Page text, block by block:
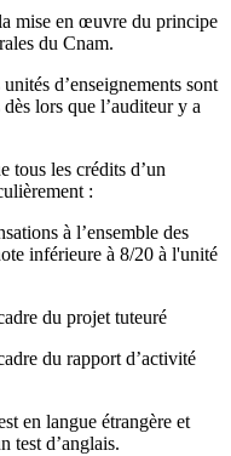
mise en œuvre du principe
du Cnam.
d’enseignements sont
lors que l’auditeur y a
tous les crédits d’un
:
à l’ensemble des
inférieure à 8/20 à l'unité
du projet tuteuré
du rapport d’activité
en langue étrangère et
test d’anglais.